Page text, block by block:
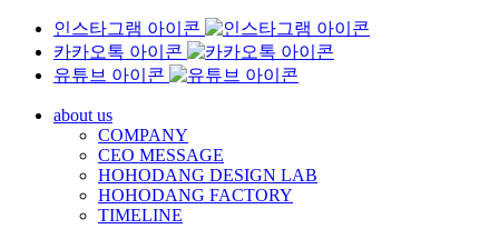
인스타그램 아이콘
카카오톡 아이콘
유튜브 아이콘
about us
COMPANY
CEO MESSAGE
HOHODANG DESIGN LAB
HOHODANG FACTORY
TIMELINE